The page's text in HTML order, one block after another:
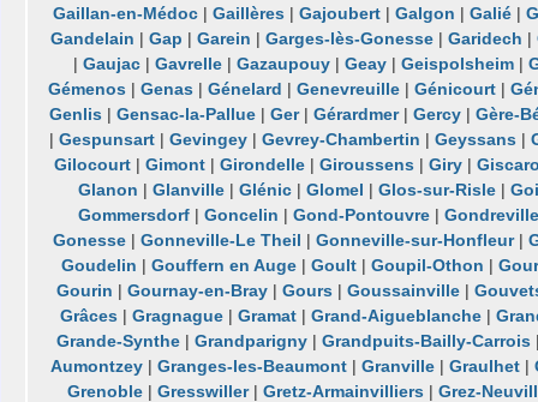
Gaillan-en-Médoc| Gaillères| Gajoubert| Galgon | Galié|
Gandelain |Gap |Garein |Garges-lès-Gonesse |Garidech |
|Gaujac |Gavrelle |Gazaupouy |Geay |Geispolsheim |
Gémenos |Genas |Génelard |Genevreuille |Génicourt |
Genlis| Gensac-la-Pallue| Ger| Gérardmer| Gercy| Gère-
| Gespunsart| Gevingey| Gevrey-Chambertin | Geyssans|
Gilocourt |Gimont |Girondelle |Giroussens |Giry |
Glanon |Glanville |Glénic |Glomel |Glos-sur-Risle |
Gommersdorf| Goncelin | Gond-Pontouvre| Gondreville
Gonesse| Gonneville-Le Theil | Gonneville-sur-Honfleur|
Goudelin | Gouffern en Auge| Goult| Goupil-Othon |
Gourin | Gournay-en-Bray| Gours| Goussainville|
Grâces| Gragnague| Gramat| Grand-Aigueblanche|
Grande-Synthe |Grandparigny |Grandpuits-Bailly-Carrois
Aumontzey |Granges-les-Beaumont |Granville |Graulhet |
Grenoble |Gresswiller|Gretz-Armainvilliers |Grez-